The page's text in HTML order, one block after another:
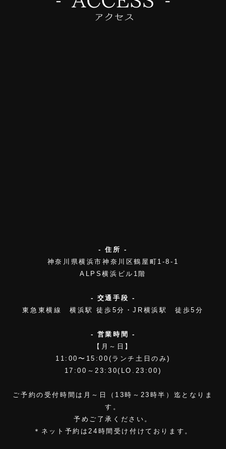
- 住所 -
神奈川県横浜市神奈川区鶴屋町1-8-1
ALPS横浜ビル1階
- 交通手段 -
東急東横線 横浜駅 徒歩5分・JR横浜駅 徒歩5分
- 営業時間 -
【月～日】
11:00〜15:00(ランチ土日のみ)
17:00～23:30(LO.23:00)
ご予約の受付時間は月～日（13時～23時半）迄となりま
す。
予めご了承ください。
＊ネット予約は24時間受け付けております。